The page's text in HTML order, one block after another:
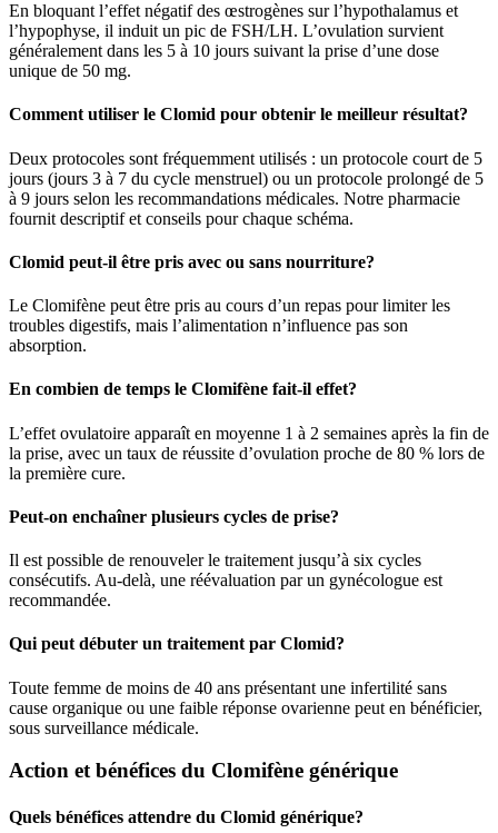
En bloquant l’effet négatif des œstrogènes sur l’hypothalamus et
l’hypophyse, il induit un pic de FSH/LH. L’ovulation survient
généralement dans les 5 à 10 jours suivant la prise d’une dose
unique de 50 mg.
Comment utiliser le Clomid pour obtenir le meilleur résultat?
Deux protocoles sont fréquemment utilisés : un protocole court de 5
jours (jours 3 à 7 du cycle menstruel) ou un protocole prolongé de 5
à 9 jours selon les recommandations médicales. Notre pharmacie
fournit descriptif et conseils pour chaque schéma.
Clomid peut-il être pris avec ou sans nourriture?
Le Clomifène peut être pris au cours d’un repas pour limiter les
troubles digestifs, mais l’alimentation n’influence pas son
absorption.
En combien de temps le Clomifène fait-il effet?
L’effet ovulatoire apparaît en moyenne 1 à 2 semaines après la fin de
la prise, avec un taux de réussite d’ovulation proche de 80 % lors de
la première cure.
Peut-on enchaîner plusieurs cycles de prise?
Il est possible de renouveler le traitement jusqu’à six cycles
consécutifs. Au-delà, une réévaluation par un gynécologue est
recommandée.
Qui peut débuter un traitement par Clomid?
Toute femme de moins de 40 ans présentant une infertilité sans
cause organique ou une faible réponse ovarienne peut en bénéficier,
sous surveillance médicale.
Action et bénéfices du Clomifène générique
Quels bénéfices attendre du Clomid générique?